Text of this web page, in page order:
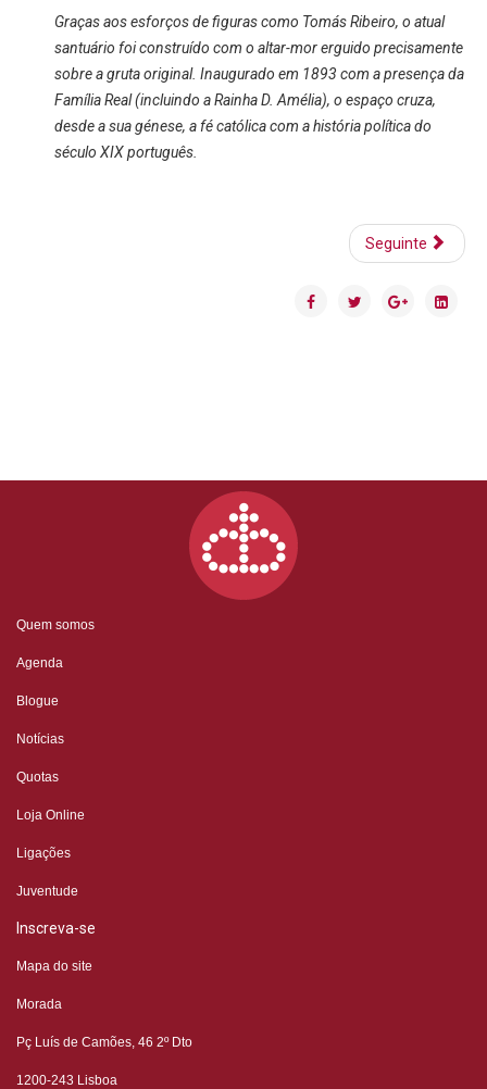
Graças aos esforços de figuras como Tomás Ribeiro, o atual
santuário foi construído com o altar-mor erguido precisamente
sobre a gruta original. Inaugurado em 1893 com a presença da
Família Real (incluindo a Rainha D. Amélia), o espaço cruza,
desde a sua génese, a fé católica com a história política do
século XIX português.
Seguinte
Quem somos
Agenda
Blogue
Notícias
Quotas
Loja Online
Ligações
Juventude
Inscreva-se
Mapa do site
Morada
Pç Luís de Camões, 46 2º Dto
1200-243 Lisboa